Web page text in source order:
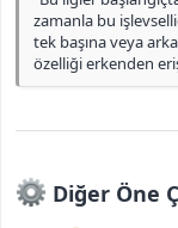
zamanla bu
tek başına veya
özelliği erkenden
Diğer Öne